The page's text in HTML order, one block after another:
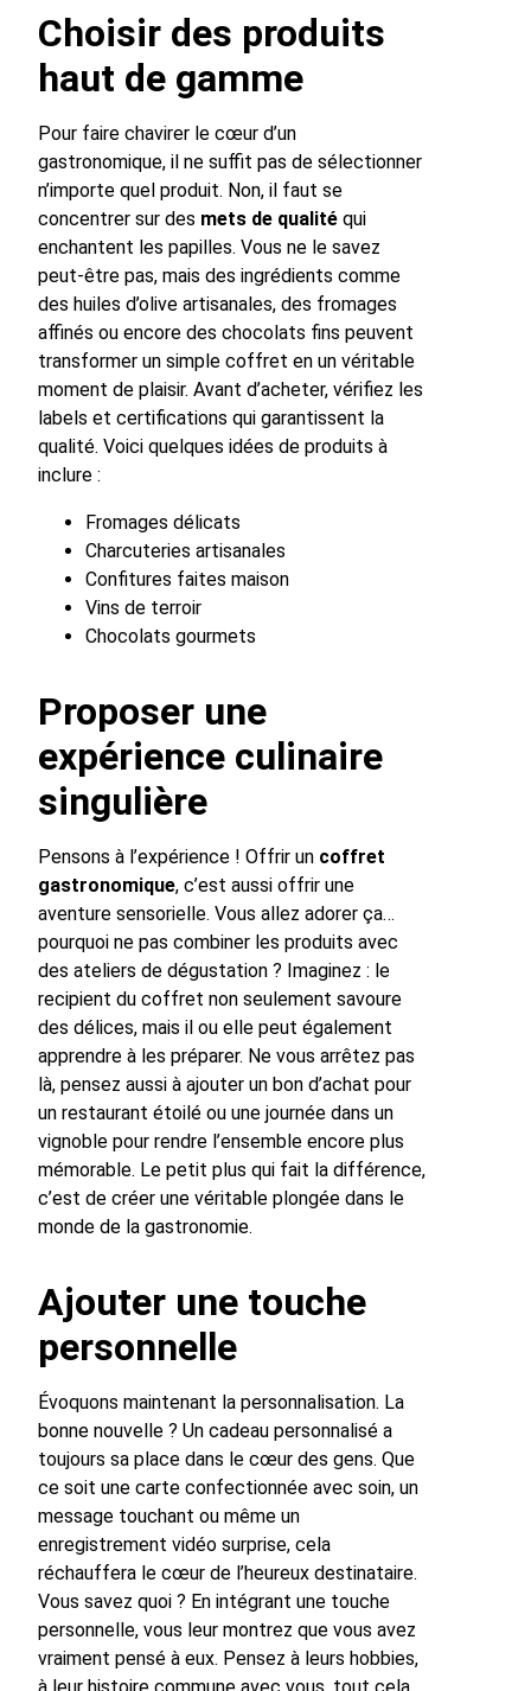
Choisir des produits
haut de gamme
Pour faire chavirer le cœur d’un
gastronomique, il ne suffit pas de sélectionner
n’importe quel produit. Non, il faut se
concentrer sur des mets de qualité qui
enchantent les papilles. Vous ne le savez
peut-être pas, mais des ingrédients comme
des huiles d’olive artisanales, des fromages
affinés ou encore des chocolats fins peuvent
transformer un simple coffret en un véritable
moment de plaisir. Avant d’acheter, vérifiez les
labels et certifications qui garantissent la
qualité. Voici quelques idées de produits à
inclure :
Fromages délicats
Charcuteries artisanales
Confitures faites maison
Vins de terroir
Chocolats gourmets
Proposer une
expérience culinaire
singulière
Pensons à l’expérience ! Offrir un coffret
gastronomique, c’est aussi offrir une
aventure sensorielle. Vous allez adorer ça…
pourquoi ne pas combiner les produits avec
des ateliers de dégustation ? Imaginez : le
recipient du coffret non seulement savoure
des délices, mais il ou elle peut également
apprendre à les préparer. Ne vous arrêtez pas
là, pensez aussi à ajouter un bon d’achat pour
un restaurant étoilé ou une journée dans un
vignoble pour rendre l’ensemble encore plus
mémorable. Le petit plus qui fait la différence,
c’est de créer une véritable plongée dans le
monde de la gastronomie.
Ajouter une touche
personnelle
Évoquons maintenant la personnalisation. La
bonne nouvelle ? Un cadeau personnalisé a
toujours sa place dans le cœur des gens. Que
ce soit une carte confectionnée avec soin, un
message touchant ou même un
enregistrement vidéo surprise, cela
réchauffera le cœur de l’heureux destinataire.
Vous savez quoi ? En intégrant une touche
personnelle, vous leur montrez que vous avez
vraiment pensé à eux. Pensez à leurs hobbies,